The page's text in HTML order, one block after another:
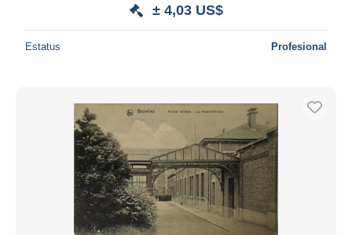
± 4,03 US$
Estatus Profesional